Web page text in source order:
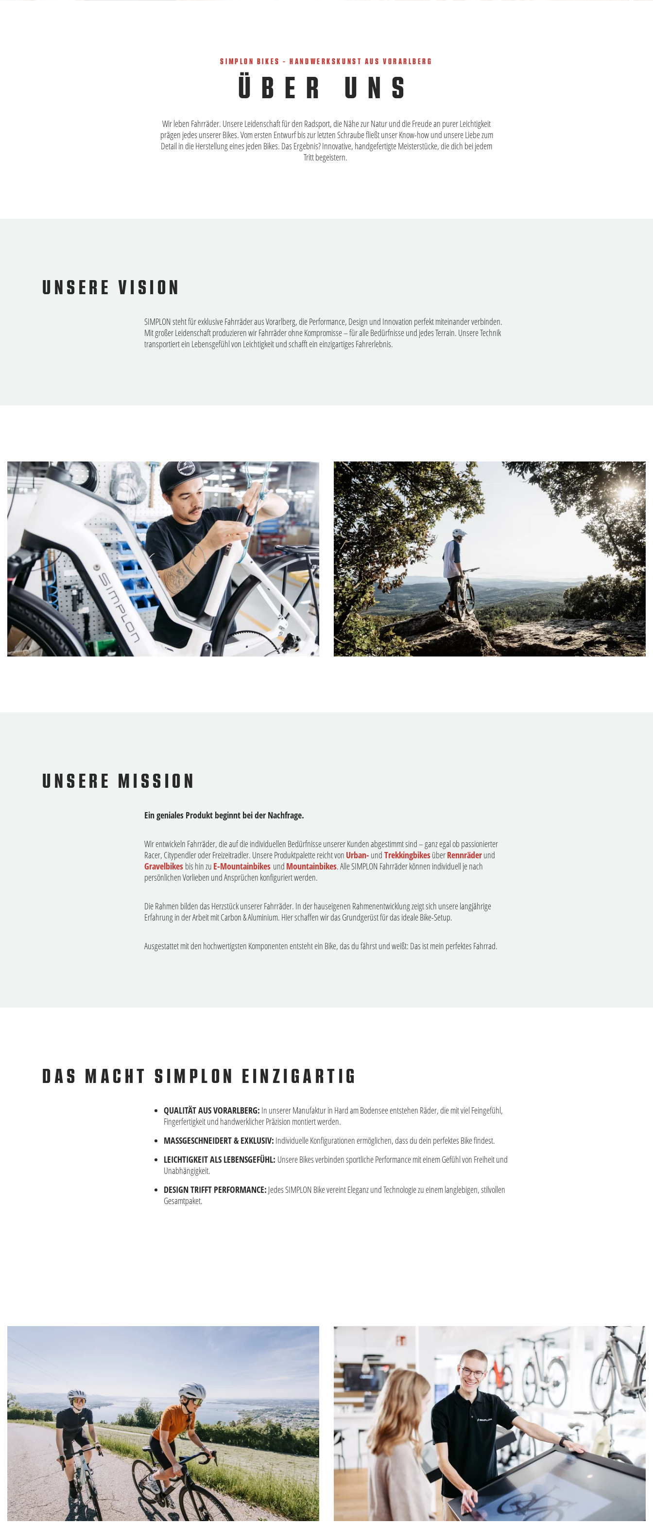
SIMPLON BIKES - HANDWERKSKUNST AUS VORARLBERG
ÜBER UNS
Wir leben Fahrräder. Unsere Leidenschaft für den Radsport, die Nähe zur Natur und die Freude an purer Leichtigkeit
prägen jedes unserer Bikes. Vom ersten Entwurf bis zur letzten Schraube fließt unser Know-how und unsere Liebe zum
Detail in die Herstellung eines jeden Bikes. Das Ergebnis? Innovative, handgefertigte Meisterstücke, die dich bei jedem
Tritt begeistern.
UNSERE VISION
SIMPLON steht für exklusive Fahrräder aus Vorarlberg, die Performance, Design und Innovation perfekt miteinander verbinden.
Mit großer Leidenschaft produzieren wir Fahrräder ohne Kompromisse – für alle Bedürfnisse und jedes Terrain. Unsere Technik
transportiert ein Lebensgefühl von Leichtigkeit und schafft ein einzigartiges Fahrerlebnis.
UNSERE MISSION
Ein geniales Produkt beginnt bei der Nachfrage.
Wir entwickeln Fahrräder, die auf die individuellen Bedürfnisse unserer Kunden abgestimmt sind – ganz egal ob passionierter
Racer, Citypendler oder Freizeitradler. Unsere Produktpalette reicht von Urban- und TrekkingbikesüberRennräderund
Gravelbikes bis hin zu E-Mountainbikes und Mountainbikes. Alle SIMPLON Fahrräder können individuell je nach
persönlichen Vorlieben und Ansprüchen konfiguriert werden.
Die Rahmen bilden das Herzstück unserer Fahrräder. In der hauseigenen Rahmenentwicklung zeigt sich unsere langjährige
Erfahrung in der Arbeit mit Carbon & Aluminium. Hier schaffen wir das Grundgerüst für das ideale Bike-Setup.
Ausgestattet mit den hochwertigsten Komponenten entsteht ein Bike, das du fährst und weißt: Das ist mein perfektes Fahrrad.
DAS MACHT SIMPLON EINZIGARTIG
QUALITÄT AUS VORARLBERG: In unserer Manufaktur in Hard am Bodensee entstehen Räder, die mit viel Feingefühl,
Fingerfertigkeit und handwerklicher Präzision montiert werden.
MASSGESCHNEIDERT & EXKLUSIV: Individuelle Konfigurationen ermöglichen, dass du dein perfektes Bike findest.
LEICHTIGKEIT ALS LEBENSGEFÜHL: Unsere Bikes verbinden sportliche Performance mit einem Gefühl von Freiheit und
Unabhängigkeit.
DESIGN TRIFFT PERFORMANCE: Jedes SIMPLON Bike vereint Eleganz und Technologie zu einem langlebigen, stilvollen
Gesamtpaket.